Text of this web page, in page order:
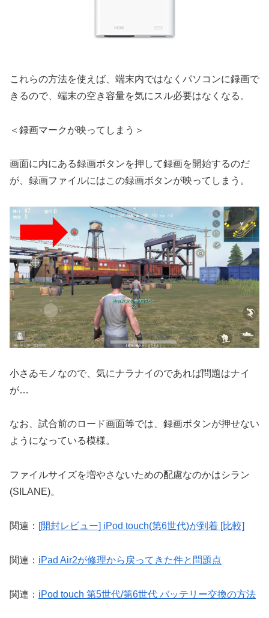
これらの方法を使えば、端末内ではなくパソコンに録画で
きるので、端末の空き容量を気にスル必要はなくなる。
＜録画マークが映ってしまう＞
画面に内にある録画ボタンを押して録画を開始するのだ
が、録画ファイルにはこの録画ボタンが映ってしまう。
小さゐモノなので、気にナラナイのであれば問題はナイ
が…
なお、試合前のロード画面等では、録画ボタンが押せない
ようになっている模様。
ファイルサイズを増やさないための配慮なのかはシラン
(SILANE)。
関連： [開封レビュー] iPod touch(第6世代)が到着 [比較]
関連： iPad Air2が修理から戻ってきた件と問題点
関連： iPod touch 第5世代/第6世代 バッテリー交換の方法